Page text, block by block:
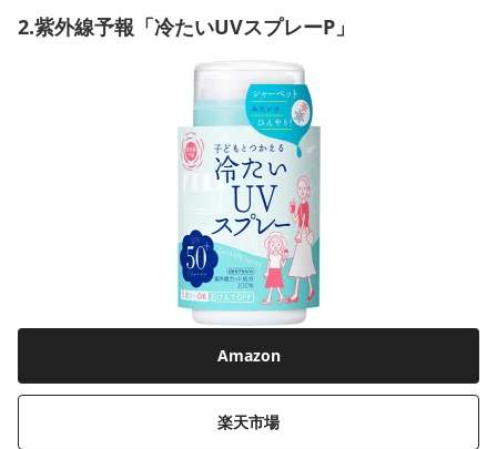
2.紫外線予報「冷たいUVスプレーP」
Amazon
楽天市場